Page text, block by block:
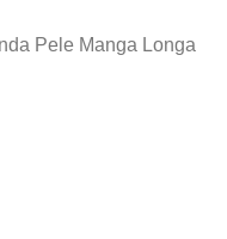
Pele Manga Longa